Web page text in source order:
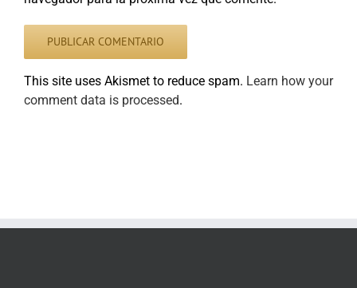
This site uses Akismet to reduce spam. Learn how your
comment data is processed.